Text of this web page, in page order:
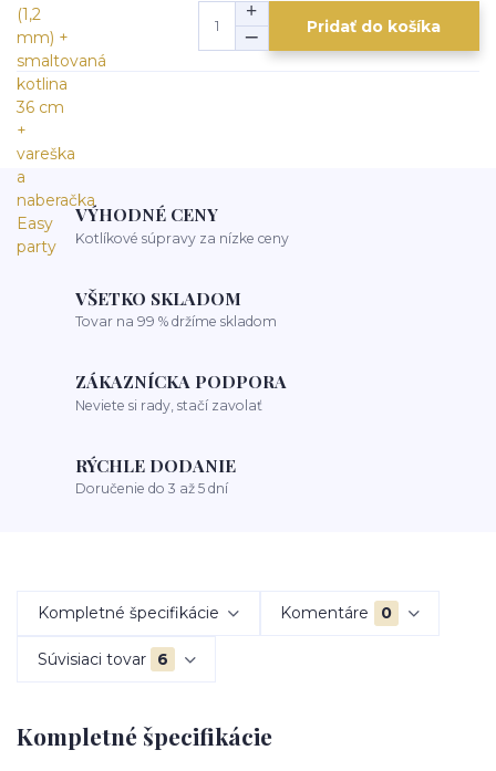
Pridať do košíka
VÝHODNÉ CENY
Kotlíkové súpravy za nízke ceny
VŠETKO SKLADOM
Tovar na 99 % držíme skladom
ZÁKAZNÍCKA PODPORA
Neviete si rady, stačí zavolať
RÝCHLE DODANIE
Doručenie do 3 až 5 dní
Kompletné špecifikácie Komentáre 0
Súvisiaci tovar 6
Kompletné špecifikácie